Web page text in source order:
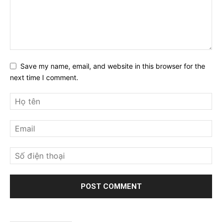
Save my name, email, and website in this browser for the
next time I comment.